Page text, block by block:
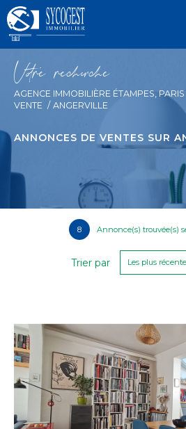
Vore recece
AGENCE IMMOBILIÈRE ÉTAMPES, PARIS
VENTE
ANGERVILLE
ANNONCES DE VENTES SUR
8 Annonce(s) trouvée(s)
Trier par Les plus